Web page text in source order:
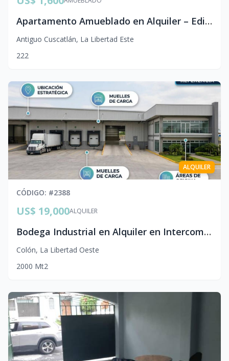
Apartamento Amueblado en Alquiler – Edificio NU Lomas, Antiguo Cuscatlán (Con Vista al Volcán)
Antiguo Cuscatlán, La Libertad Este
222
ALQUILER
CÓDIGO: #2388
ALQUILER
US$ 19,000
Bodega Industrial en Alquiler en Intercomplex | 2,000 m²
Colón, La Libertad Oeste
2000 Mt2